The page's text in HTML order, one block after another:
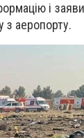
і
з аеропорту.